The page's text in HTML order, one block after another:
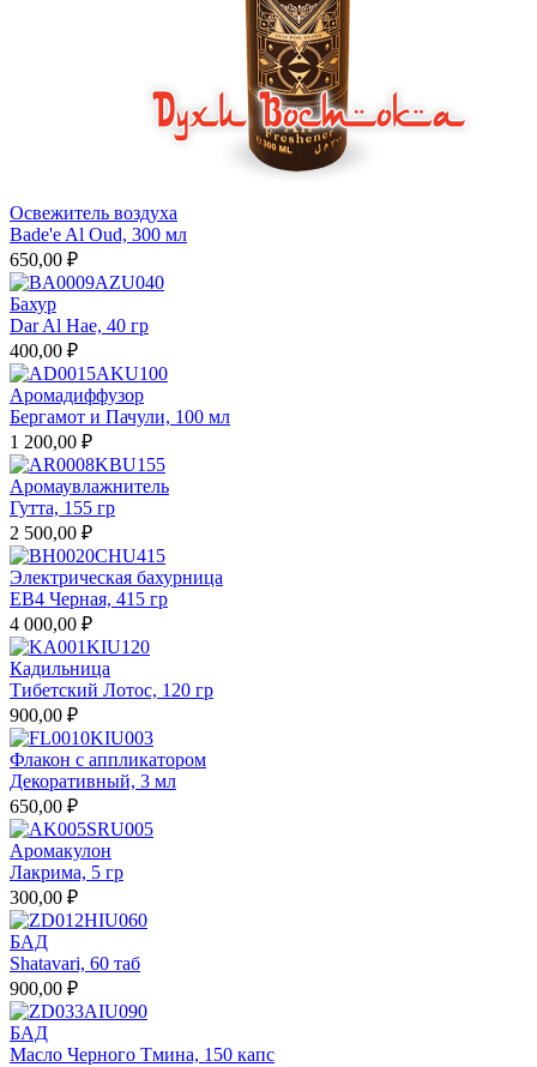
Освежитель воздуха
Bade'e Al Oud, 300 мл
650,00 ₽
Бахур
Dar Al Hae, 40 гр
400,00 ₽
Аромадиффузор
Бергамот и Пачули, 100 мл
1 200,00 ₽
Аромаувлажнитель
Гутта, 155 гр
2 500,00 ₽
Электрическая бахурница
EB4 Черная, 415 гр
4 000,00 ₽
Кадильница
Тибетский Лотос, 120 гр
900,00 ₽
Флакон с аппликатором
Декоративный, 3 мл
650,00 ₽
Аромакулон
Лакрима, 5 гр
300,00 ₽
БАД
Shatavari, 60 таб
900,00 ₽
БАД
Масло Черного Тмина, 150 капс